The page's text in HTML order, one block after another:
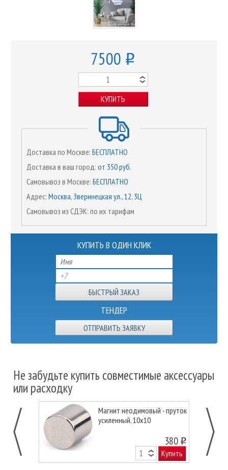
7500 o
КУПИТЬ
Доставка по Москве: БЕСПЛАТНО
Доставка в ваш город: от 350 руб.
Самовывоз в Москве: БЕСПЛАТНО
Адрес: Москва, Зверинецкая ул., 12, 3Ц
Самовывоз из СДЭК: по их тарифам
КУПИТЬ В ОДИН КЛИК
ТЕНДЕР
ОТПРАВИТЬ ЗАЯВКУ
Не забудьте купить совместимые аксессуары
или расходку
Магнит неодимовый - пруток
усиленный, 10х10
380 o
Купить